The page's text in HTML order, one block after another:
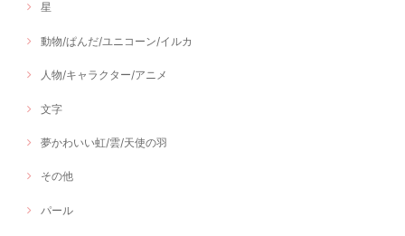
星
動物/ぱんだ/ユニコーン/イルカ
人物/キャラクター/アニメ
文字
夢かわいい虹/雲/天使の羽
その他
パール